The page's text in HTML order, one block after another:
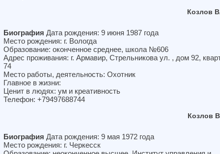
Козлов
Биография Дата рождения: 9 июня 1987 года
Место рождения: г. Вологда
Образование: оконченное среднее, школа №606
Адрес проживания: г. Армавир, Стрельникова ул. , дом 92,
74
Место работы, деятельность: Охотник
Главное в жизни:
Ценит в людях: ум и креативность
Телефон: +79497688744
Козлов
Биография Дата рождения: 9 мая 1972 года
Место рождения: г. Черкесск